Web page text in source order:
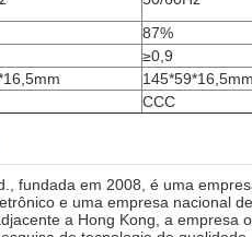
87%
≥0,9
145*59*16,5mm
CCC
fundada em 2008, é uma
e uma empresa nacional
a Hong Kong, a